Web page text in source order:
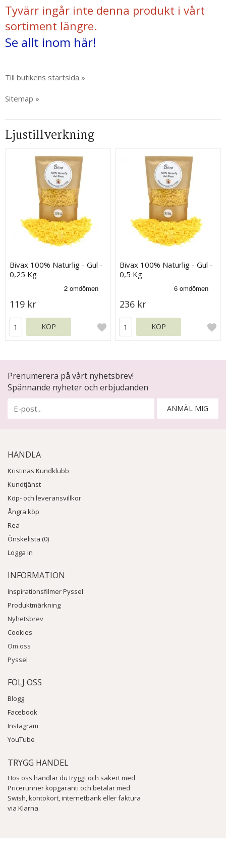
Tyvärr ingår inte denna produkt i vårt
sortiment längre.
Se allt inom här!
Till butikens startsida »
Sitemap »
Ljustillverkning
Bivax 100% Naturlig - Gul -
0,25 Kg
119 kr
KÖP
Bivax 100% Naturlig - Gul -
0,5 Kg
236 kr
KÖP
Prenumerera på vårt nyhetsbrev!
Spännande nyheter och erbjudanden
ANMÄL MIG
HANDLA
Kristinas Kundklubb
Kundtjänst
Köp- och leveransvillkor
Ångra köp
Rea
Önskelista (0)
Logga in
INFORMATION
Inspirationsfilmer Pyssel
Produktmärkning
Nyhetsbrev
Cookies
Om oss
Pyssel
FÖLJ OSS
Blogg
Facebook
Instagram
YouTube
TRYGG HANDEL
Hos oss handlar du tryggt och säkert med
Pricerunner köpgaranti och betalar med
Swish, kontokort, internetbank eller faktura
via Klarna.